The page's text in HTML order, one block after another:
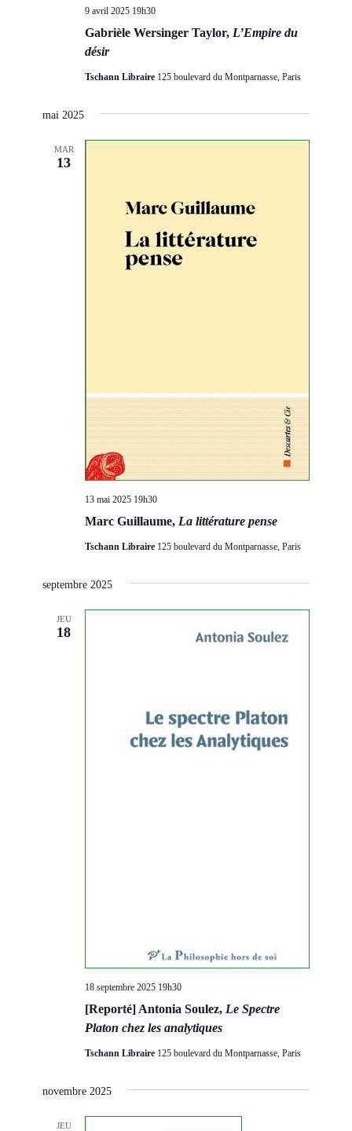
Gabrièle Wersinger Taylor, L’Empire du
désir
9 avril 2025 19h30
Tschann Libraire 125 boulevard du Montparnasse, Paris
mai 2025
MAR
13
Marc Guillaume, La littérature pense
13 mai 2025 19h30
Tschann Libraire 125 boulevard du Montparnasse, Paris
septembre 2025
JEU
18
[Reporté] Antonia Soulez, Le Spectre
Platon chez les analytiques
18 septembre 2025 19h30
Tschann Libraire 125 boulevard du Montparnasse, Paris
novembre 2025
JEU